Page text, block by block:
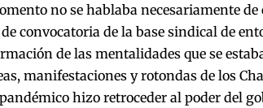
no se hablaba necesariamente
convocatoria de la base sindical de
de las mentalidades que se
manifestaciones y rotondas de los
hizo retroceder al poder del